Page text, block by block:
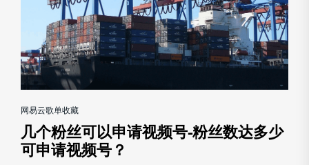
网易云歌单收藏
几个粉丝可以申请视频号-粉丝数达多少
可申请视频号？